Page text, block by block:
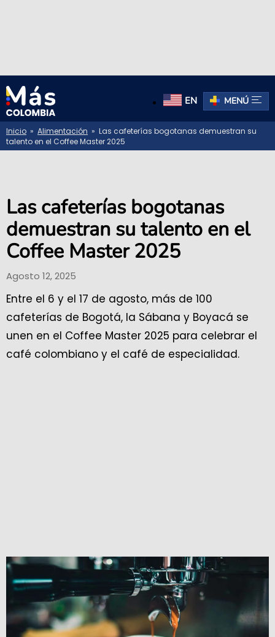
EN MENÚ
Inicio » Alimentación » Las cafeterías bogotanas demuestran su
talento en el Coffee Master 2025
Las cafeterías bogotanas
demuestran su talento en el
Coffee Master 2025
Agosto 12, 2025
Entre el 6 y el 17 de agosto, más de 100
cafeterías de Bogotá, la Sábana y Boyacá se
unen en el Coffee Master 2025 para celebrar el
café colombiano y el café de especialidad.